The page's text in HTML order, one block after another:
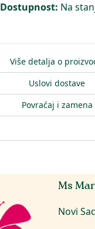
Dostupnost: Na
Više detalja o
Uslovi dostave
Povraćaj i zamena
Ms
Novi